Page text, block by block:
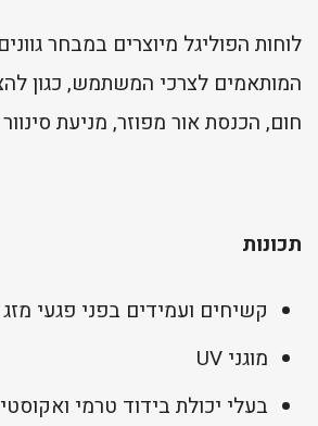
לוחות הפוליגל מיוצרים במבחר
המותאמים לצרכי המשתמש, כגון
חום, הכנסת אור מפוזר, מניעת סינוור
תכונות
קשיחים ועמידים בפני פגעי
מוגני UV
בעלי יכולת בידוד טרמי ואקוסטי